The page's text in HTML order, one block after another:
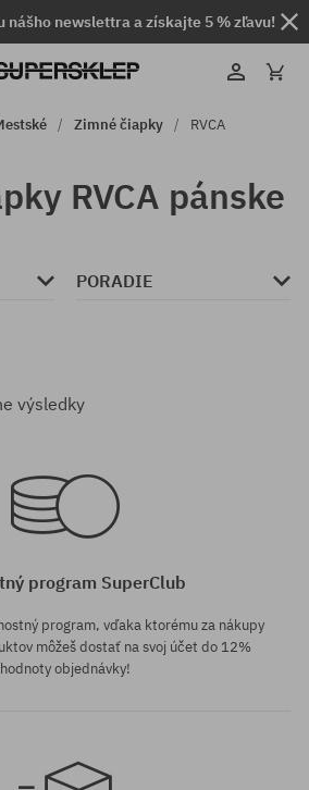
nášho newslettra a získajte 5 % zľavu!
Zimné čiapky RVCA
RVCA pánske
PORADIE
výsledky
program SuperClub
program, vďaka ktorému za nákupy
môžeš dostať na svoj účet do 12%
hodnoty objednávky!